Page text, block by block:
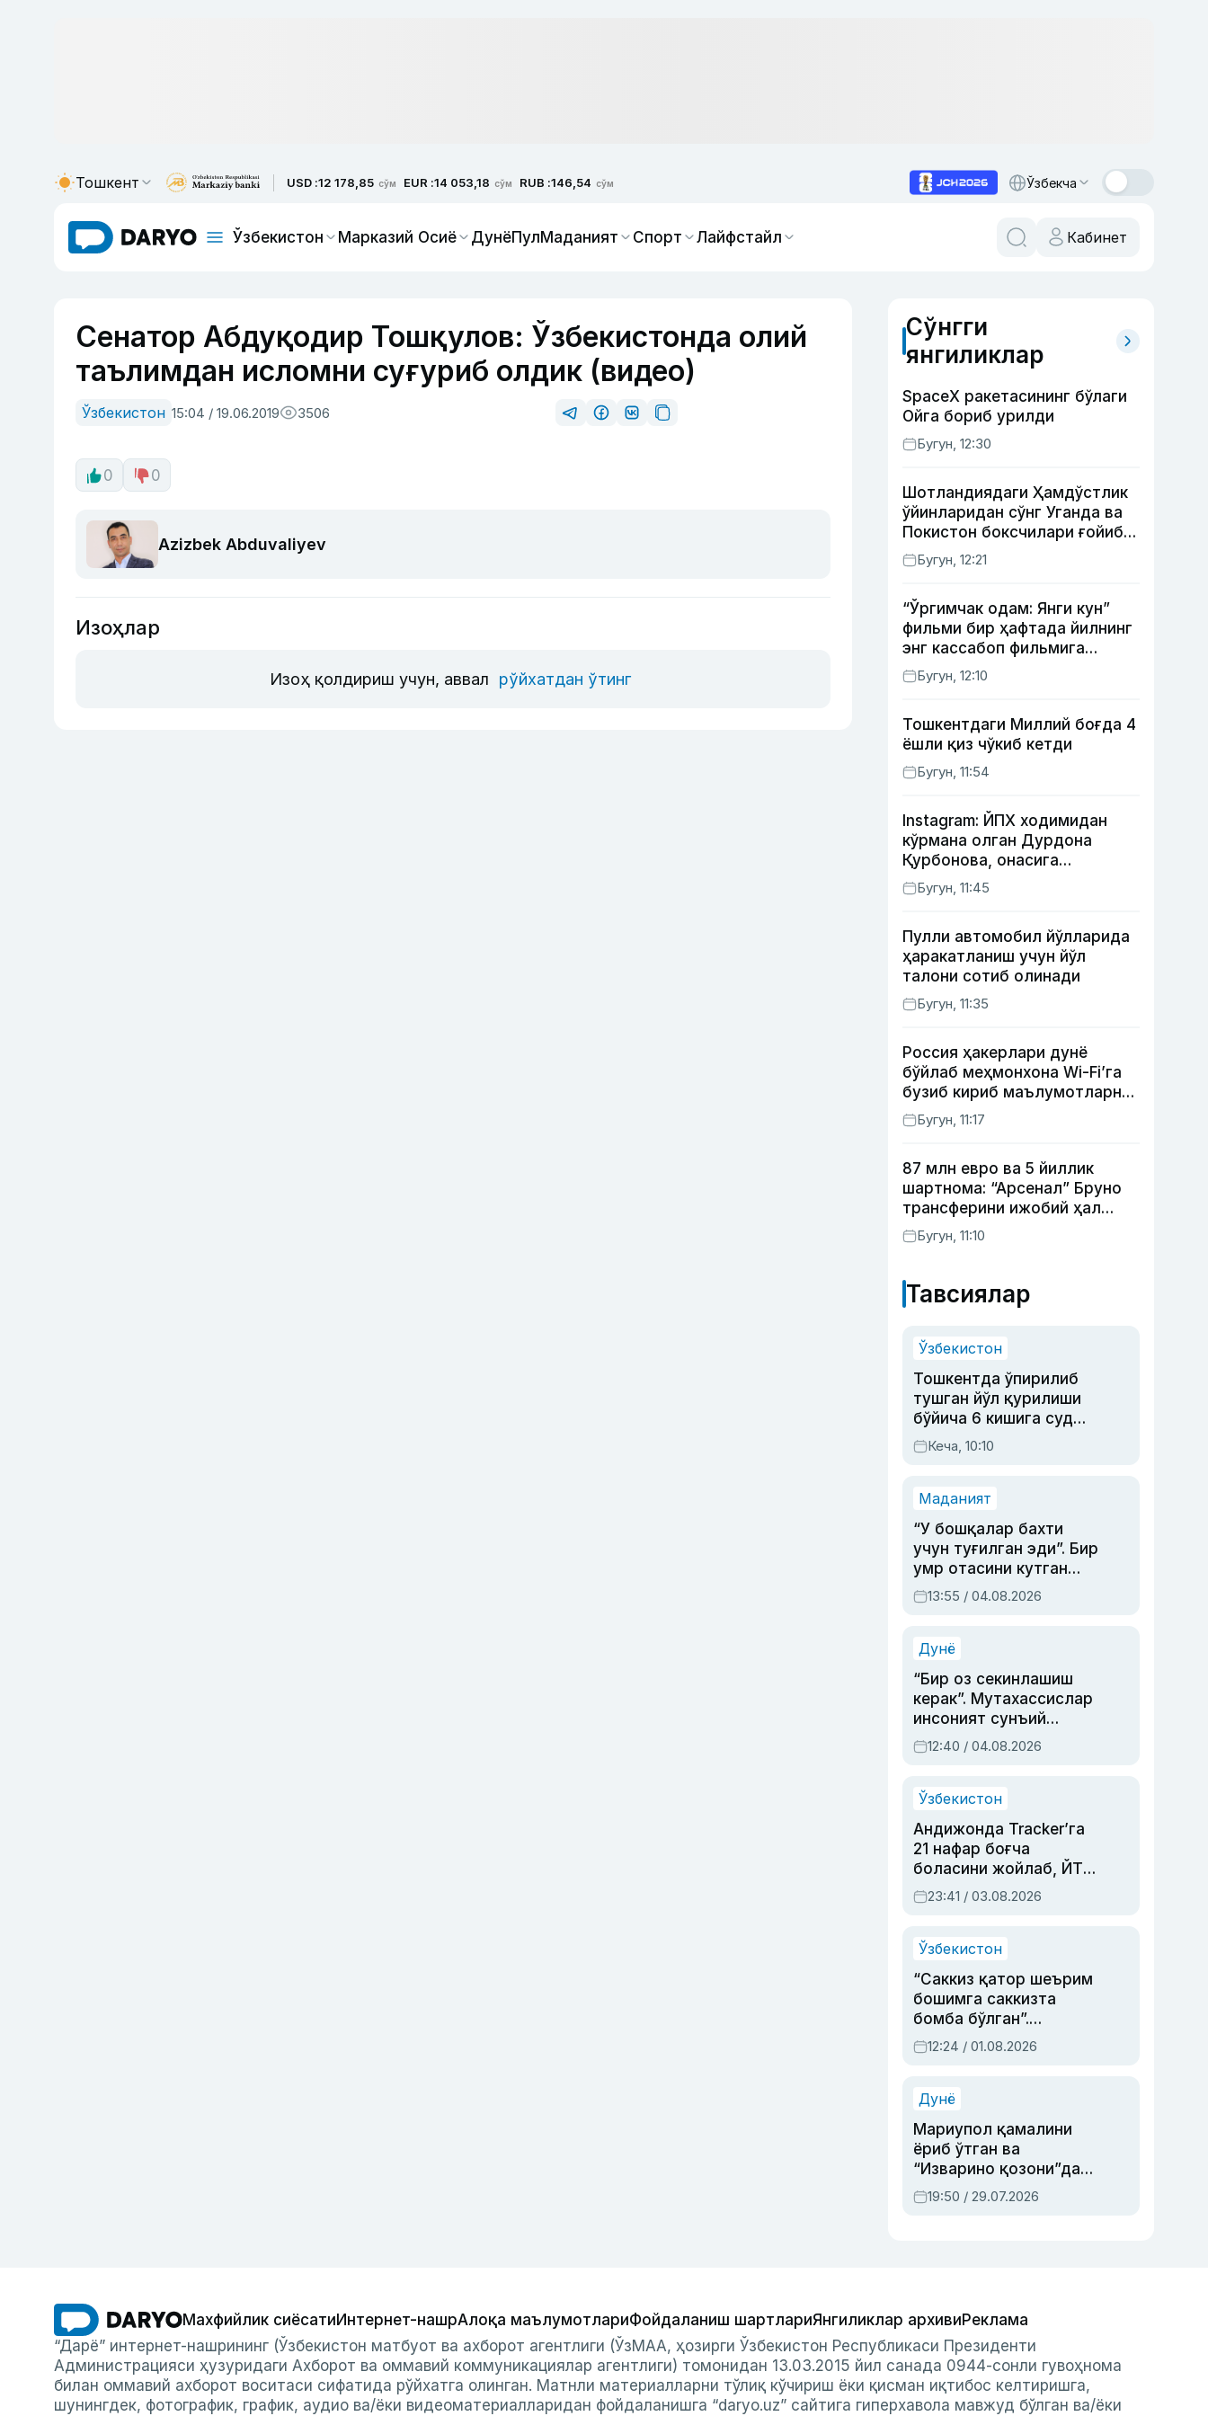
Тошкент USD :12 178,85 сўм EUR :14 053,18 сўм RUB :146,54 сўм Ўзбекча
Ўзбекистон Марказий Осиё ДунёПулМаданият Спорт Лайфстайл Кабинет
Сенатор Абдуқодир Тошқулов: Ўзбекистонда олий
таълимдан исломни суғуриб олдик (видео)
Ўзбекистон 15:04 / 19.06.2019 3506
0 0
Azizbek Abduvaliyev
Изоҳлар
Изоҳ қолдириш учун, аввал рўйхатдан ўтинг
Сўнгги
янгиликлар
SpaceX ракетасининг бўлаги
Ойга бориб урилди
Бугун, 12:30
Шотландиядаги Ҳамдўстлик
ўйинларидан сўнг Уганда ва
Покистон боксчилари ғойиб
бўлди
Бугун, 12:21
“Ўргимчак одам: Янги кун”
фильми бир ҳафтада йилнинг
энг кассабоп фильмига
айланди
Бугун, 12:10
Тошкентдаги Миллий боғда 4
ёшли қиз чўкиб кетди
Бугун, 11:54
Instagram: ЙПХ ходимидан
кўрмана олган Дурдона
Қурбонова, онасига
кутилмаган совға тайёрлаган
Умид винес, хонанда Райҳон
Бугун, 11:45
Пулли автомобил йўлларида
ҳаракатланиш учун йўл
талони сотиб олинади
Бугун, 11:35
Россия ҳакерлари дунё
бўйлаб меҳмонхона Wi-Fi’га
бузиб кириб маълумотларни
ўғирламоқда — Microsoft
Бугун, 11:17
87 млн евро ва 5 йиллик
шартнома: “Арсенал” Бруно
трансферини ижобий ҳал
қилди
Бугун, 11:10
Тавсиялар
Ўзбекистон
Тошкентда ўпирилиб
тушган йўл қурилиши
бўйича 6 кишига суд
ҳукми ўқилди
Кеча, 10:10
Маданият
“У бошқалар бахти
учун туғилган эди”. Бир
умр отасини кутган
актриса ва дубльяж
устаси Римма
синовларга тўла ҳаёти
13:55 / 04.08.2026
Дунё
“Бир оз секинлашиш
керак”. Мутахассислар
инсоният сунъий
интеллектни бошқара
олмай қолишидан
12:40 / 04.08.2026
Ўзбекистон
Андижонда Tracker’га
21 нафар боғча
боласини жойлаб, ЙТҲ
содир этган аёлга суд
ҳукми ўқилди
23:41 / 03.08.2026
Ўзбекистон
“Саккиз қатор шеърим
бошимга саккизта
бомба бўлган”.
Абдулла Ориповни
сиёсий айбловлардан
12:24 / 01.08.2026
Дунё
Мариупол қамалини
ёриб ўтган ва
“Изварино қозони”дан
чиққан қаҳрамон —
Украина армияси бош
19:50 / 29.07.2026
Махфийлик сиёсатиИнтернет-нашрАлоқа маълумотлариФойдаланиш шартлариЯнгиликлар архивиРеклама
“Дарё” интернет-нашрининг (Ўзбекистон матбуот ва ахборот агентлиги (ЎзМАА, ҳозирги Ўзбекистон Республикаси Президенти
Администрацияси ҳузуридаги Ахборот ва оммавий коммуникациялар агентлиги) томонидан 13.03.2015 йил санада 0944-сонли гувоҳнома
билан оммавий ахборот воситаси сифатида рўйхатга олинган. Матнли материалларни тўлиқ кўчириш ёки қисман иқтибос келтиришга,
шунингдек, фотографик, график, аудио ва/ёки видеоматериалларидан фойдаланишга “daryo.uz” сайтига гиперхавола мавжуд бўлган ва/ёки